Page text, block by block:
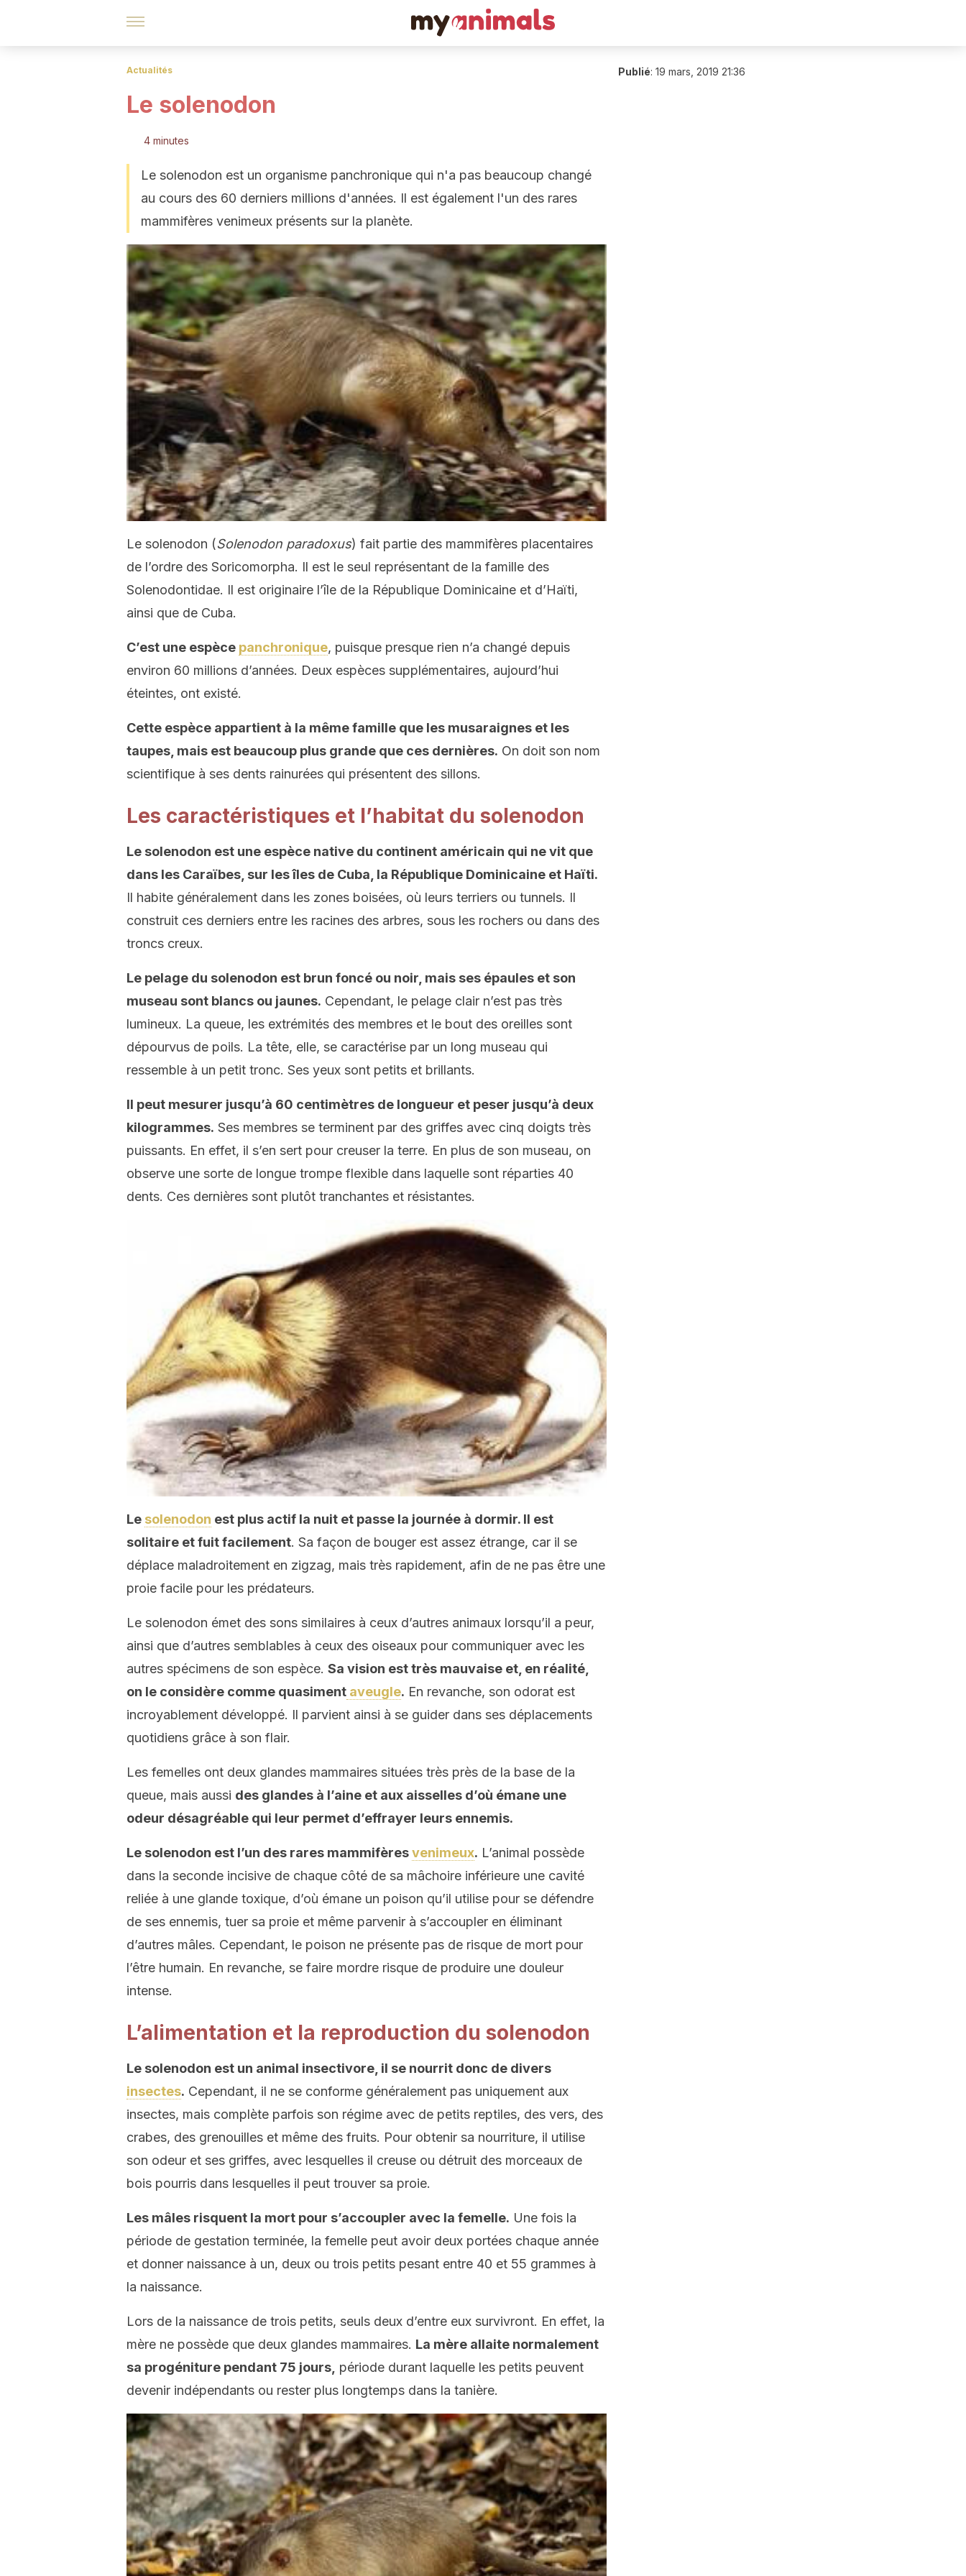
Actualités
Le solenodon
4 minutes
Le solenodon est un organisme panchronique qui n'a pas beaucoup changé
au cours des 60 derniers millions d'années. Il est également l'un des rares
mammifères venimeux présents sur la planète.
Le solenodon (Solenodon paradoxus) fait partie des mammifères placentaires
de l’ordre des Soricomorpha. Il est le seul représentant de la famille des
Solenodontidae. Il est originaire l’île de la République Dominicaine et d’Haïti,
ainsi que de Cuba.
C’est une espèce panchronique, puisque presque rien n’a changé depuis
environ 60 millions d’années. Deux espèces supplémentaires, aujourd’hui
éteintes, ont existé.
Cette espèce appartient à la même famille que les musaraignes et les
taupes, mais est beaucoup plus grande que ces dernières. On doit son nom
scientifique à ses dents rainurées qui présentent des sillons.
Les caractéristiques et l’habitat du solenodon
Le solenodon est une espèce native du continent américain qui ne vit que
dans les Caraïbes, sur les îles de Cuba, la République Dominicaine et Haïti.
Il habite généralement dans les zones boisées, où leurs terriers ou tunnels. Il
construit ces derniers entre les racines des arbres, sous les rochers ou dans des
troncs creux.
Le pelage du solenodon est brun foncé ou noir, mais ses épaules et son
museau sont blancs ou jaunes. Cependant, le pelage clair n’est pas très
lumineux. La queue, les extrémités des membres et le bout des oreilles sont
dépourvus de poils. La tête, elle, se caractérise par un long museau qui
ressemble à un petit tronc. Ses yeux sont petits et brillants.
Il peut mesurer jusqu’à 60 centimètres de longueur et peser jusqu’à deux
kilogrammes. Ses membres se terminent par des griffes avec cinq doigts très
puissants. En effet, il s’en sert pour creuser la terre. En plus de son museau, on
observe une sorte de longue trompe flexible dans laquelle sont réparties 40
dents. Ces dernières sont plutôt tranchantes et résistantes.
Le solenodon est plus actif la nuit et passe la journée à dormir. Il est
solitaire et fuit facilement. Sa façon de bouger est assez étrange, car il se
déplace maladroitement en zigzag, mais très rapidement, afin de ne pas être une
proie facile pour les prédateurs.
Le solenodon émet des sons similaires à ceux d’autres animaux lorsqu’il a peur,
ainsi que d’autres semblables à ceux des oiseaux pour communiquer avec les
autres spécimens de son espèce. Sa vision est très mauvaise et, en réalité,
on le considère comme quasiment aveugle. En revanche, son odorat est
incroyablement développé. Il parvient ainsi à se guider dans ses déplacements
quotidiens grâce à son flair.
Les femelles ont deux glandes mammaires situées très près de la base de la
queue, mais aussi des glandes à l’aine et aux aisselles d’où émane une
odeur désagréable qui leur permet d’effrayer leurs ennemis.
Le solenodon est l’un des rares mammifèresvenimeux. L’animal possède
dans la seconde incisive de chaque côté de sa mâchoire inférieure une cavité
reliée à une glande toxique, d’où émane un poison qu’il utilise pour se défendre
de ses ennemis, tuer sa proie et même parvenir à s’accoupler en éliminant
d’autres mâles. Cependant, le poison ne présente pas de risque de mort pour
l’être humain. En revanche, se faire mordre risque de produire une douleur
intense.
L’alimentation et la reproduction du solenodon
Le solenodon est un animal insectivore, il se nourrit donc de divers
insectes. Cependant, il ne se conforme généralement pas uniquement aux
insectes, mais complète parfois son régime avec de petits reptiles, des vers, des
crabes, des grenouilles et même des fruits. Pour obtenir sa nourriture, il utilise
son odeur et ses griffes, avec lesquelles il creuse ou détruit des morceaux de
bois pourris dans lesquelles il peut trouver sa proie.
Les mâles risquent la mort pour s’accoupler avec la femelle. Une fois la
période de gestation terminée, la femelle peut avoir deux portées chaque année
et donner naissance à un, deux ou trois petits pesant entre 40 et 55 grammes à
la naissance.
Lors de la naissance de trois petits, seuls deux d’entre eux survivront. En effet, la
mère ne possède que deux glandes mammaires. La mère allaite normalement
sa progéniture pendant 75 jours, période durant laquelle les petits peuvent
devenir indépendants ou rester plus longtemps dans la tanière.
Publié: 19 mars, 2019 21:36